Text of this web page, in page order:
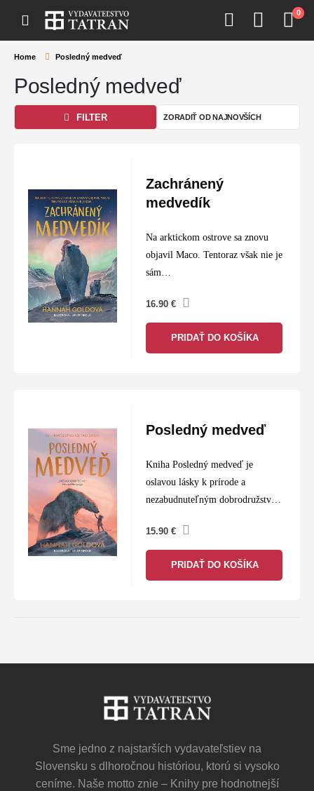
0
Home Posledný medveď
Posledný medveď
FILTER
Zachránený
medvedík
Na arktickom ostrove sa znovu
objavil Maco. Tentoraz však nie je
sám…
16.90€
PRIDAŤ DO KOŠÍKA
Posledný medveď
Kniha Posledný medveď je
oslavou lásky k prírode a
nezabudnuteľným dobrodružstvom
15.90€
PRIDAŤ DO KOŠÍKA
Sme jedno z najstarších vydavateľstiev na
Slovensku s dlhoročnou históriou, ktorú si vysoko
ceníme. Naše motto znie – Knihy pre hodnotnejší